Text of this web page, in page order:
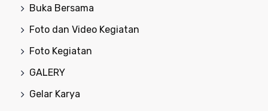
Buka Bersama
Foto dan Video Kegiatan
Foto Kegiatan
GALERY
Gelar Karya